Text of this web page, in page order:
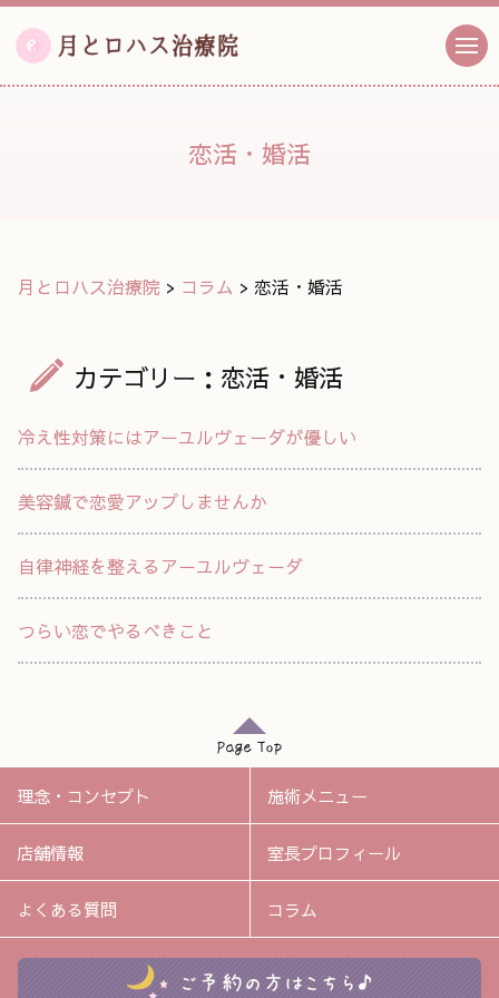
恋活・婚活
ご予約の方はこちら♪
月とロハス治療院 > コラム > 恋活・婚活
カテゴリー：恋活・婚活
冷え性対策にはアーユルヴェーダが優しい
美容鍼で恋愛アップしませんか
自律神経を整えるアーユルヴェーダ
つらい恋でやるべきこと
理念・コンセプト 施術メニュー
店舗情報 室長プロフィール
よくある質問 コラム